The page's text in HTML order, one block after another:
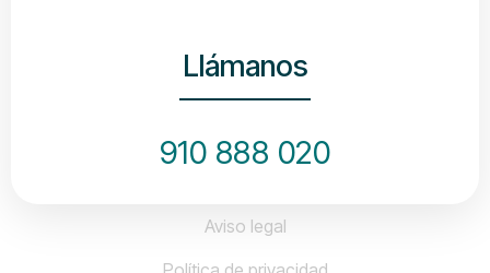
Llámanos
910 888 020
Aviso legal